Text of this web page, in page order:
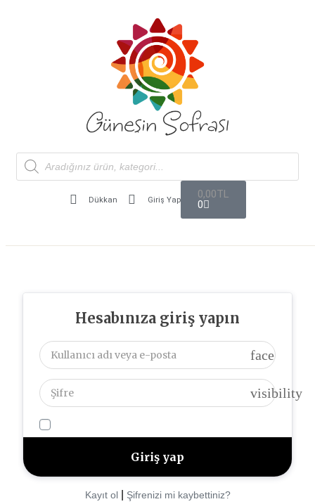
Dükkan Giriş Yap 0,00TL
0
Hesabınıza giriş yapın
face
visibility
Kayıt ol| Şifrenizi mi kaybettiniz?